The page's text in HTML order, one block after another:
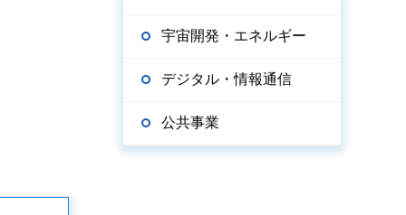
宇宙開発・エネルギー
デジタル・情報通信
公共事業